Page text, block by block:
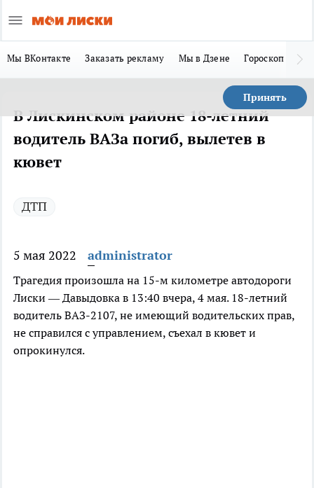
Мы ВКонтакте Заказать рекламу Мы в Дзене Гороскоп
Принять
В Лискинском районе 18-летний
водитель ВАЗа погиб, вылетев в
кювет
ДТП
5 мая 2022 administrator
Трагедия произошла на 15-м километре автодороги
Лиски — Давыдовка в 13:40 вчера, 4 мая. 18-летний
водитель ВАЗ-2107, не имеющий водительских прав,
не справился с управлением, съехал в кювет и
опрокинулся.